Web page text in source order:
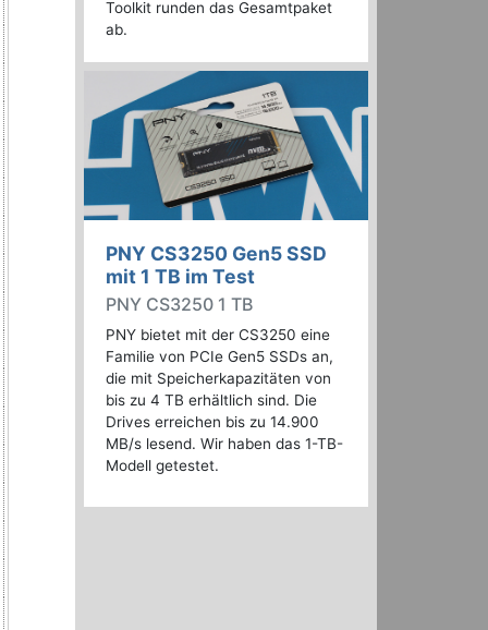
Toolkit runden das Gesamtpaket
ab.
PNY CS3250 Gen5 SSD
mit 1 TB im Test
PNY CS3250 1 TB
PNY bietet mit der CS3250 eine
Familie von PCIe Gen5 SSDs an,
die mit Speicherkapazitäten von
bis zu 4 TB erhältlich sind. Die
Drives erreichen bis zu 14.900
MB/s lesend. Wir haben das 1-TB-
Modell getestet.